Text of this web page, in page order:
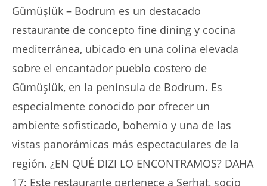
Gümüşlük – Bodrum es un destacado
restaurante de concepto fine dining y cocina
mediterránea, ubicado en una colina elevada
sobre el encantador pueblo costero de
Gümüşlük, en la península de Bodrum. Es
especialmente conocido por ofrecer un
ambiente sofisticado, bohemio y una de las
vistas panorámicas más espectaculares de la
región. ¿EN QUÉ DIZI LO ENCONTRAMOS? DAHA
17: Este restaurante pertenece a Serhat, socio